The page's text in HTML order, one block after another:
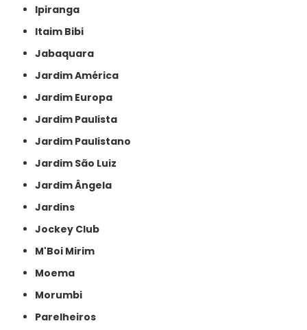
Ipiranga
Itaim Bibi
Jabaquara
Jardim América
Jardim Europa
Jardim Paulista
Jardim Paulistano
Jardim São Luiz
Jardim Ângela
Jardins
Jockey Club
M'Boi Mirim
Moema
Morumbi
Parelheiros